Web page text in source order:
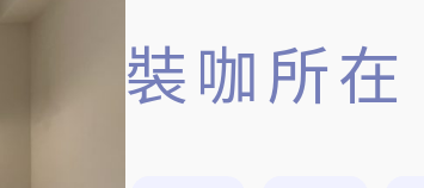
裝咖所在